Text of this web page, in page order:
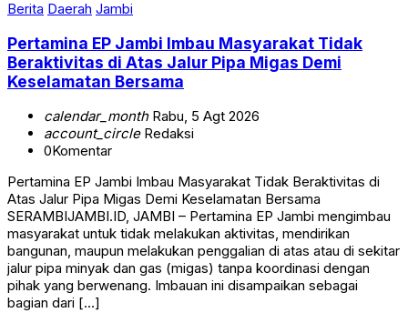
Berita Daerah Jambi
Pertamina EP Jambi Imbau Masyarakat Tidak
Beraktivitas di Atas Jalur Pipa Migas Demi
Keselamatan Bersama
calendar_monthRabu, 5 Agt 2026
account_circleRedaksi
0Komentar
Pertamina EP Jambi Imbau Masyarakat Tidak Beraktivitas di
Atas Jalur Pipa Migas Demi Keselamatan Bersama
SERAMBIJAMBI.ID, JAMBI – Pertamina EP Jambi mengimbau
masyarakat untuk tidak melakukan aktivitas, mendirikan
bangunan, maupun melakukan penggalian di atas atau di sekitar
jalur pipa minyak dan gas (migas) tanpa koordinasi dengan
pihak yang berwenang. Imbauan ini disampaikan sebagai
bagian dari […]